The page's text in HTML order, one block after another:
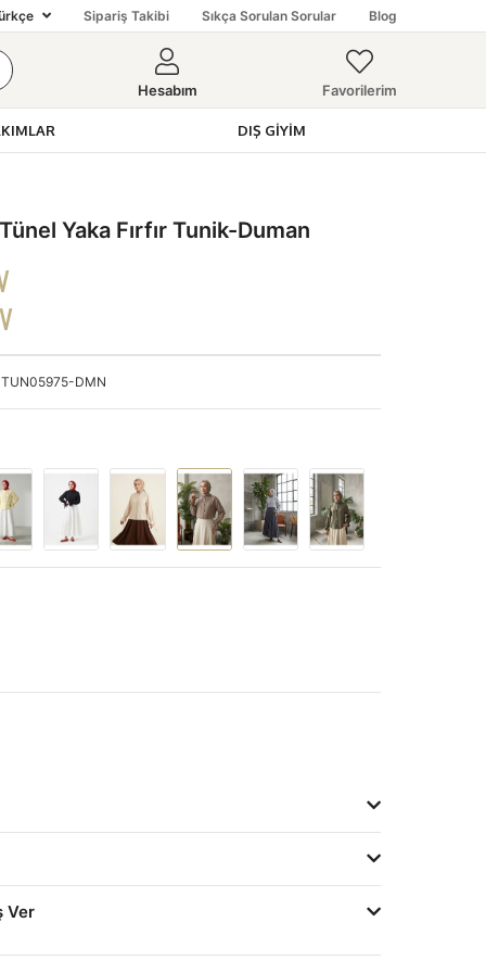
Sipariş Takibi Sıkça Sorulan Sorular Blog
Hesabım Favorilerim
DIŞ GIYIM
Yaka Fırfır Tunik-Duman
TUN05975-DMN
Ver